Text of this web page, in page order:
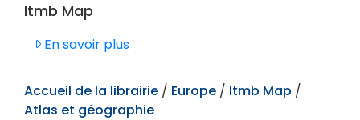
Itmb Map
En savoir plus
Accueil de la librairie / Europe / Itmb Map /
Atlas et géographie